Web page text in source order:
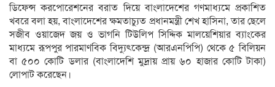
ডিফেন্স করপোরেশনের বরাত দিয়ে বাংলাদেশের গণমাধ্যমে প্রকাশিত
খবরে বলা হয়, বাংলাদেশের ক্ষমতাচ্যুত প্রধানমন্ত্রী শেখ হাসিনা, তার ছেলে
সজীব ওয়াজেদ জয় ও ভাগনি টিউলিপ সিদ্দিক মালয়েশিয়ার ব্যাংকের
মাধ্যমে রূপপুর পারমাণবিক বিদ্যুৎকেন্দ্র (আরএনপিপি) থেকে ৫ বিলিয়ন
বা ৫০০ কোটি ডলার (বাংলাদেশি মুদ্রায় প্রায় ৬০ হাজার কোটি টাকা)
লোপাট করেছেন।